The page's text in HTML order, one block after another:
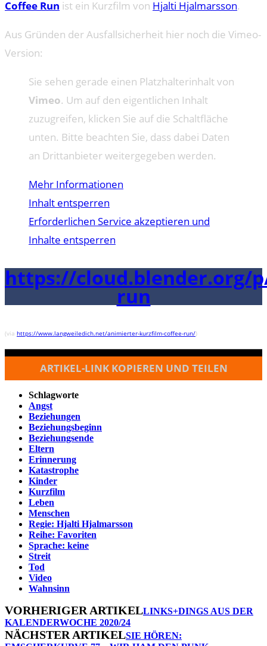
Coffee Run ist ein Kurzfilm von Hjalti Hjalmarsson.
Aus Gründen der Ausfallsicherheit hier noch die Vimeo-
Version:
Sie sehen gerade einen Platzhalterinhalt von
Vimeo. Um auf den eigentlichen Inhalt
zuzugreifen, klicken Sie auf die Schaltfläche
unten. Bitte beachten Sie, dass dabei Daten
an Drittanbieter weitergegeben werden.
Mehr Informationen
Inhalt entsperren
Erforderlichen Service akzeptieren und
Inhalte entsperren
https://cloud.blender.org/
run
(via https://www.langweiledich.net/animierter-kurzfilm-coffee-run/)
ARTIKEL-LINK KOPIEREN UND TEILEN
Schlagworte
Angst
Beziehungen
Beziehungsbeginn
Beziehungsende
Eltern
Erinnerung
Katastrophe
Kinder
Kurzfilm
Leben
Menschen
Regie: Hjalti Hjalmarsson
Reihe: Favoriten
Sprache: keine
Streit
Tod
Video
Wahnsinn
VORHERIGER ARTIKELLINKS+DINGS AUS DER
KALENDERWOCHE 2020/24
NÄCHSTER ARTIKELSIE HÖREN: